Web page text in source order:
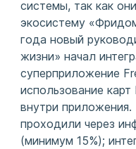
системы, так как
экосистему
года новый
жизни» начал
суперприложение
использование
внутри приложения.
проходили через
(минимум 15%);